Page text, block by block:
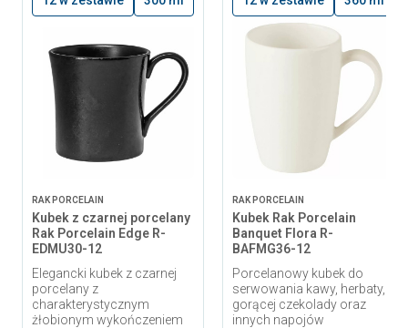
RAK PORCELAIN
Kubek z czarnej porcelany
Rak Porcelain Edge R-
EDMU30-12
Elegancki kubek z czarnej
porcelany z
charakterystycznym
żłobionym wykończeniem
RAK PORCELAIN
Kubek Rak Porcelain
Banquet Flora R-
BAFMG36-12
Porcelanowy kubek do
serwowania kawy, herbaty,
gorącej czekolady oraz
innych napojów